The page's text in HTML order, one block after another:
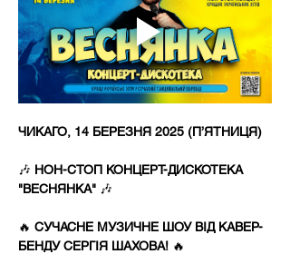
ЧИКАГО, 14 БЕРЕЗНЯ 2025 (П’ЯТНИЦЯ)
🎶 НОН-СТОП КОНЦЕРТ-ДИСКОТЕКА
"ВЕСНЯНКА" 🎶
🔥 СУЧАСНЕ МУЗИЧНЕ ШОУ ВІД КАВЕР-
БЕНДУ СЕРГІЯ ШАХОВА! 🔥